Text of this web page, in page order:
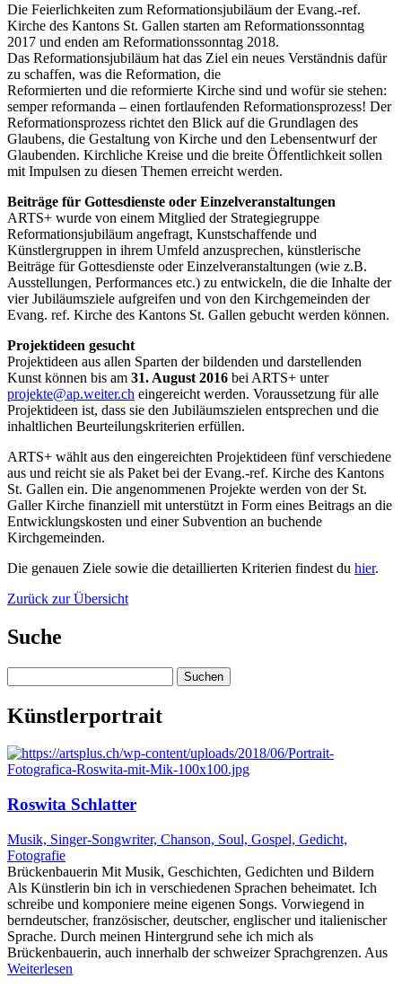
Die Feierlichkeiten zum Reformationsjubiläum der Evang.-ref.
Kirche des Kantons St. Gallen starten am Reformationssonntag
2017 und enden am Reformationssonntag 2018.
Das Reformationsjubiläum hat das Ziel ein neues Verständnis dafür
zu schaffen, was die Reformation, die
Reformierten und die reformierte Kirche sind und wofür sie stehen:
semper reformanda – einen fortlaufenden Reformationsprozess! Der
Reformationsprozess richtet den Blick auf die Grundlagen des
Glaubens, die Gestaltung von Kirche und den Lebensentwurf der
Glaubenden. Kirchliche Kreise und die breite Öffentlichkeit sollen
mit Impulsen zu diesen Themen erreicht werden.
Beiträge für Gottesdienste oder Einzelveranstaltungen
ARTS+ wurde von einem Mitglied der Strategiegruppe
Reformationsjubiläum angefragt, Kunstschaffende und
Künstlergruppen in ihrem Umfeld anzusprechen, künstlerische
Beiträge für Gottesdienste oder Einzelveranstaltungen (wie z.B.
Ausstellungen, Performances etc.) zu entwickeln, die die Inhalte der
vier Jubiläumsziele aufgreifen und von den Kirchgemeinden der
Evang. ref. Kirche des Kantons St. Gallen gebucht werden können.
Projektideen gesucht
Projektideen aus allen Sparten der bildenden und darstellenden
Kunst können bis am 31. August 2016 bei ARTS+ unter
projekte@ap.weiter.ch eingereicht werden. Voraussetzung für alle
Projektideen ist, dass sie den Jubiläumszielen entsprechen und die
inhaltlichen Beurteilungskriterien erfüllen.
ARTS+ wählt aus den eingereichten Projektideen fünf verschiedene
aus und reicht sie als Paket bei der Evang.-ref. Kirche des Kantons
St. Gallen ein. Die angenommenen Projekte werden von der St.
Galler Kirche finanziell mit unterstützt in Form eines Beitrags an die
Entwicklungskosten und einer Subvention an buchende
Kirchgemeinden.
Die genauen Ziele sowie die detaillierten Kriterien findest du hier.
Zurück zur Übersicht
Suche
nach:
Künstlerportrait
Roswita Schlatter
Musik, Singer-Songwriter, Chanson, Soul, Gospel, Gedicht,
Fotografie
Brückenbauerin Mit Musik, Geschichten, Gedichten und Bildern
Als Künstlerin bin ich in verschiedenen Sprachen beheimatet. Ich
schreibe und komponiere meine eigenen Songs. Vorwiegend in
berndeutscher, französischer, deutscher, englischer und italienischer
Sprache. Durch meinen Hintergrund sehe ich mich als
Brückenbauerin, auch innerhalb der schweizer Sprachgrenzen. Aus
Weiterlesen